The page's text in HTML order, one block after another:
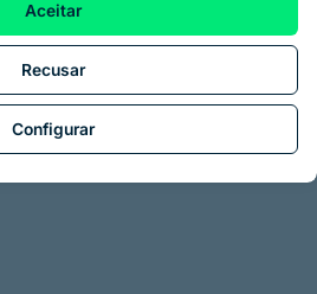
Configurar
Recusar
Aceitar